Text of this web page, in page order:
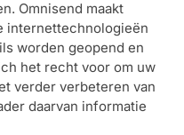
Omnisend maakt
internettechnologieën
worden geopend en
het recht voor om uw
verder verbeteren van
daarvan informatie